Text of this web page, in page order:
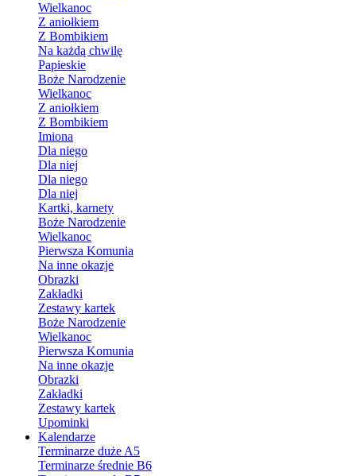
Wielkanoc
Z aniołkiem
Z Bombikiem
Na każdą chwilę
Papieskie
Boże Narodzenie
Wielkanoc
Z aniołkiem
Z Bombikiem
Imiona
Dla niego
Dla niej
Dla niego
Dla niej
Kartki, karnety
Boże Narodzenie
Wielkanoc
Pierwsza Komunia
Na inne okazje
Obrazki
Zakładki
Zestawy kartek
Boże Narodzenie
Wielkanoc
Pierwsza Komunia
Na inne okazje
Obrazki
Zakładki
Zestawy kartek
Upominki
Kalendarze
Terminarze duże A5
Terminarze średnie B6